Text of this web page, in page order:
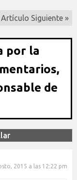
Artículo Siguiente »
por la
de
2015 a las 12:22 pm